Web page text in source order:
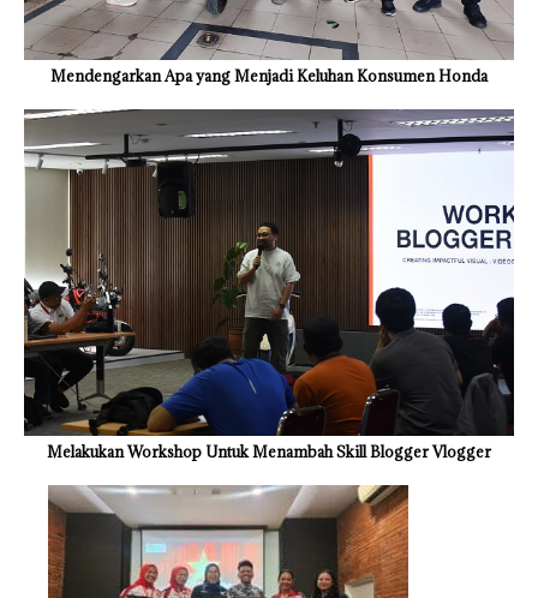
Mendengarkan Apa yang Menjadi Keluhan Konsumen Honda
Melakukan Workshop Untuk Menambah Skill Blogger Vlogger